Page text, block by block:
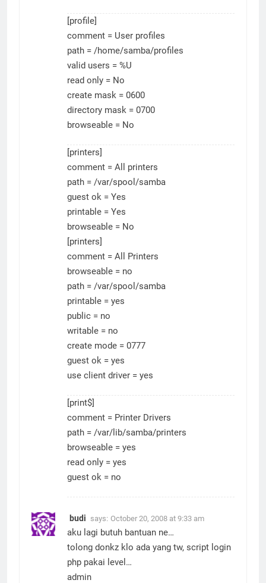
[profile]
comment = User profiles
path = /home/samba/profiles
valid users = %U
read only = No
create mask = 0600
directory mask = 0700
browseable = No
[printers]
comment = All printers
path = /var/spool/samba
guest ok = Yes
printable = Yes
browseable = No
[printers]
comment = All Printers
browseable = no
path = /var/spool/samba
printable = yes
public = no
writable = no
create mode = 0777
guest ok = yes
use client driver = yes
[print$]
comment = Printer Drivers
path = /var/lib/samba/printers
browseable = yes
read only = yes
guest ok = no
budi says: October 20, 2008 at 9:33 am
aku lagi butuh bantuan ne…
tolong donkz klo ada yang tw, script login
php pakai level…
admin